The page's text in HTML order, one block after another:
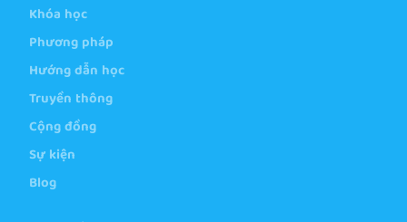
Khóa học
Phương pháp
Hướng dẫn học
Truyền thông
Cộng đồng
Sự kiện
Blog